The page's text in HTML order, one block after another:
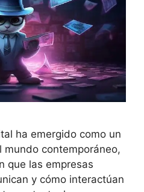
ha emergido como un
mundo contemporáneo,
que las empresas
y cómo interactúan